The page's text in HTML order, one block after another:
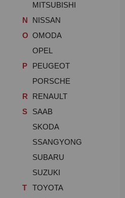
MITSUBISHI
N
NISSAN
O OMODA
OPEL
P
PEUGEOT
PORSCHE
R
RENAULT
S
SAAB
SKODA
SSANGYONG
SUBARU
SUZUKI
T
TOYOTA